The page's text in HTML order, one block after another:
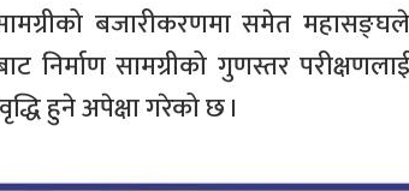
बजारीकरणमा समेत महासङ्घले
सामग्रीको गुणस्तर परीक्षणलाई
हुने अपेक्षा गरेको छ ।